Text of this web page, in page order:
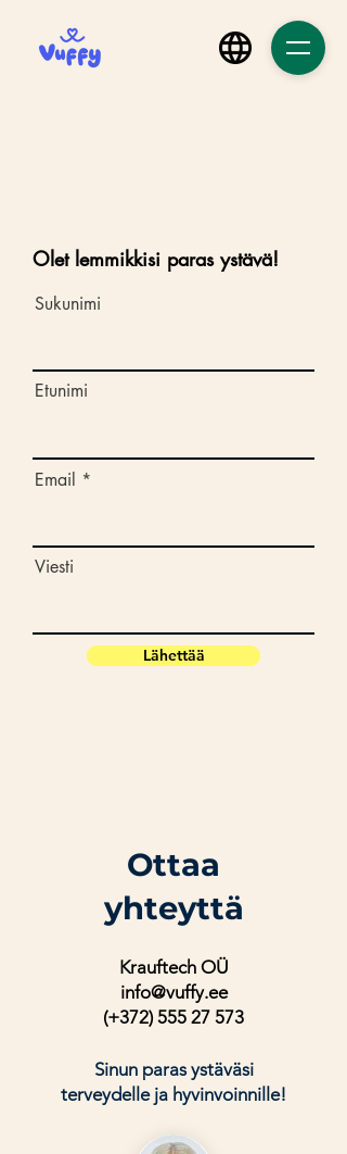
Olet lemmikkisi paras ystävä!
Sukunimi
Etunimi
Email
Viesti
Lähettää
Ottaa
yhteyttä
Sinun paras ystäväsi
terveydelle ja hyvinvoinnille!
Krauftech OÜ
info@vuffy.ee
(+372)555 27 573